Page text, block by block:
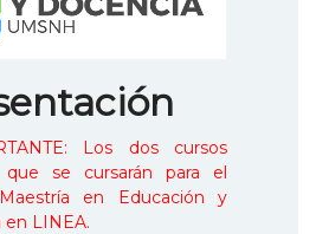
Los dos cursos
que se cursarán para el
en Educación y
en LINEA.